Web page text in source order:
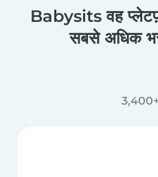
Babysits वह
सबसे अधिक
3,400+